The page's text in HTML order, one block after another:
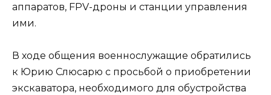
аппаратов, FPV-дроны и станции управления
ими.
В ходе общения военнослужащие обратились
к Юрию Слюсарю с просьбой о приобретении
экскаватора, необходимого для обустройства